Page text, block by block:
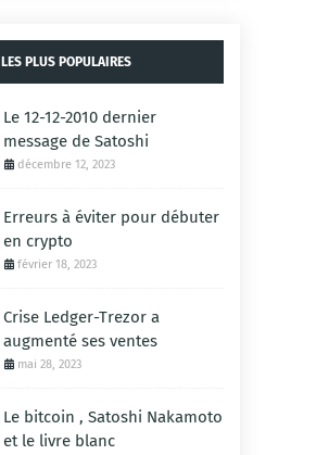
LES PLUS POPULAIRES
Le 12-12-2010 dernier
message de Satoshi
décembre 12, 2023
Erreurs à éviter pour débuter
en crypto
février 18, 2023
Crise Ledger-Trezor a
augmenté ses ventes
mai 28, 2023
Le bitcoin , Satoshi Nakamoto
et le livre blanc